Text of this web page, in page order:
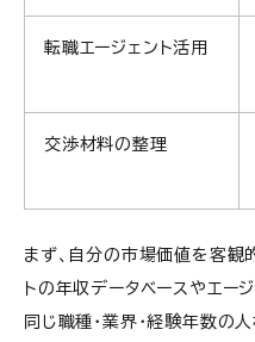
転職エージェント活用
交渉材料の整理
まず、自分の市場価値を客観
トの年収データベースやエー
同じ職種・業界・経験年数の